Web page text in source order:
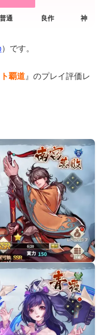
）です。
ト覇道 』のプレイ評価レ